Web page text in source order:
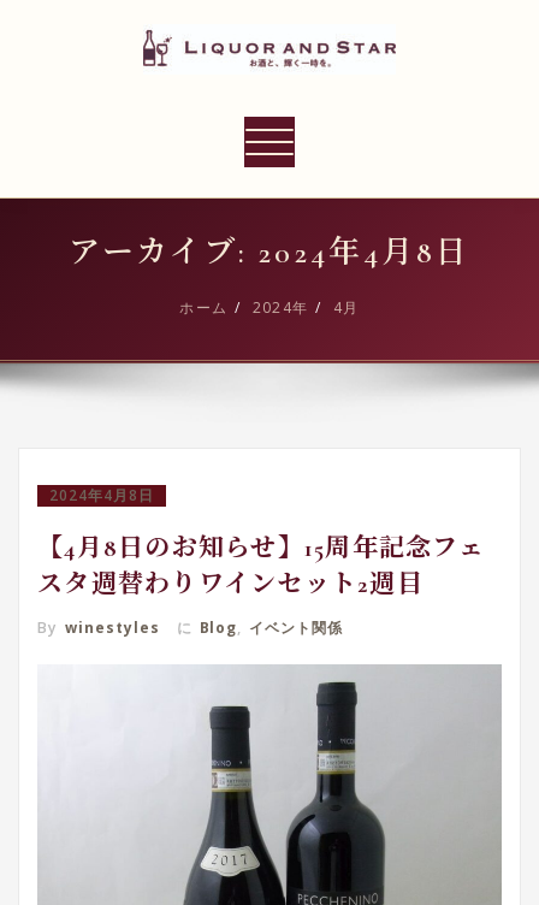
プ
LIQUOR AND STAR
ナ
ョ
切
アーカイブ: 2024年4月8日
ホーム 2024年 4月
2024年4月8日
【4月8日のお知らせ】15周年記念フェ
スタ週替わりワインセット2週目
By winestyles に Blog, イベント関係